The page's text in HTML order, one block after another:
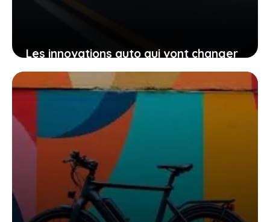
Les innovations auto qui vont changer
votre regard sur la conduite
aujourd’hui